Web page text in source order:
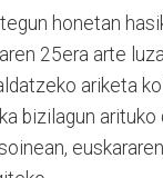
honetan
25era arte
ariketa
bizilagun